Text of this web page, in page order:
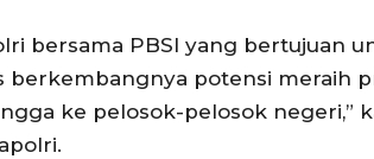
bersama PBSI yang bertujuan
potensi meraih
ke pelosok-pelosok negeri,”